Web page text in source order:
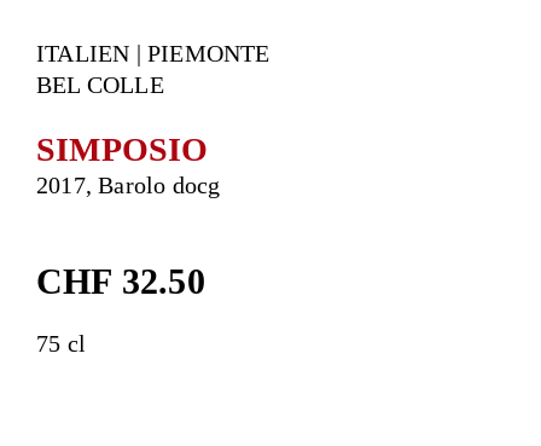
ITALIEN | PIEMONTE
BEL COLLE
SIMPOSIO
2017, Barolo docg
CHF 32.50
75 cl